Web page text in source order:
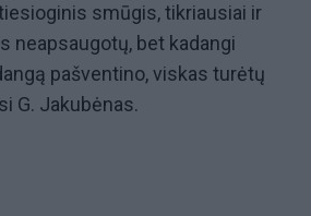
smūgis, tikriausiai ir
neapsaugotų, bet kadangi
pašventino, viskas turėtų
G. Jakubėnas.